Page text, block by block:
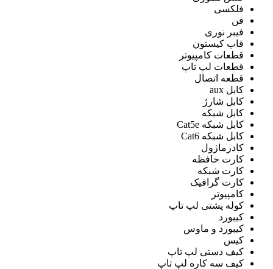
فلکسی
فن
فیبر نوری
قاب کیستون
قطعات کامپیوتر
قطعات لپ تاپ
قطعه اتصال
کابل aux
کابل شارژ
کابل شبکه
کابل شبکه Cat5e
کابل شبکه Cat6
کادرماژول
کارت حافظه
کارت شبکه
کارت گرافیک
کامپیوتر
کوله پشتی لپ تاپ
کیبورد
کیبورد و ماوس
کیس
کیف دستی لپ تاپ
کیف سه کاره لپ تاپ